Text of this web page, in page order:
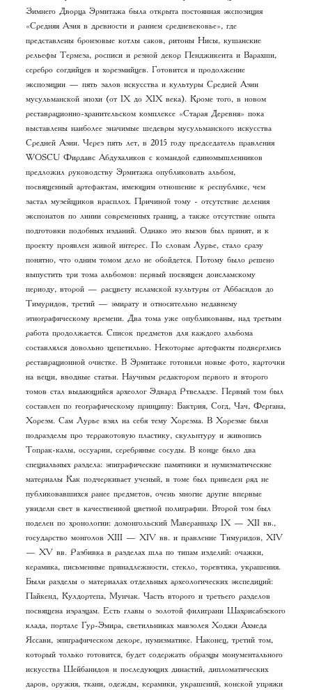
Зимнего Дворца Эрмитажа была открыта постоянная экспозиция
«Средняя Азия в древности и раннем средневековье», где
представлены бронзовые котлы саков, ритоны Нисы, кушанские
рельефы Термеза, росписи и резной декор Пенджикента и Варахши,
серебро согдийцев и хорезмийцев. Готовится и продолжение
экспозиции — пять залов искусства и культуры Средней Азии
мусульманской эпохи (от IX до XIX века). Кроме того, в новом
реставрационно-хранительском комплексе «Старая Деревня» пока
выставлены наиболее значимые шедевры мусульманского искусства
Средней Азии. Через пять лет, в 2015 году председатель правления
WOSCU Фирдавс Абдухаликов с командой единомышленников
предложил руководству Эрмитажа опубликовать альбом,
посвященный артефактам, имеющим отношение к республике, чем
застал музейщиков врасплох. Причиной тому - отсутствие деления
экспонатов по линии современных границ, а также отсутствие опыта
подготовки подобных изданий. Однако это вызов был принят, и к
проекту проявлен живой интерес. По словам Лурье, стало сразу
понятно, что одним томом дело не обойдется. Потому было решено
выпустить три тома альбомов: первый посвящен доисламскому
периоду, второй — расцвету исламской культуры от Аббасидов до
Тимуридов, третий — эмирату и относительно недавнему
этнографическому времени. Два тома уже опубликованы, над третьим
работа продолжается. Список предметов для каждого альбома
составлялся довольно щепетильно. Некоторые артефакты подверглись
реставрационной очистке. В Эрмитаже готовили новые фото, карточки
на вещи, вводные статьи. Научным редактором первого и второго
томов стал выдающийся археолог Эдвард Ртвеладзе. Первый том был
составлен по географическому принципу: Бактрия, Согд, Чач, Фергана,
Хорезм. Сам Лурье взял на себя тему Хорезма. В Хорезме были
подразделы про терракотовую пластику, скульптуру и живопись
Топрак-калы, оссуарии, серебряные сосуды. В конце было два
специальных раздела: эпиграфические памятники и нумизматические
материалы Как подчеркивает ученый, в томе был приведен ряд не
публиковавшихся ранее предметов, очень многие другие впервые
увидели свет в качественной цветной полиграфии. Второй том был
поделен по хронологии: домонгольский Мавераннахр IX — XII вв.,
государство монголов XIII — XIV вв. и правление Тимуридов, XIV
— XV вв. Разбивка в разделах шла по типам изделий: очажки,
керамика, письменные принадлежности, стекло, торевтика, украшения.
Были разделы о материалах отдельных археологических экспедиций:
Пайкенд, Кулдортепа, Мунчак. Часть второго и третьего разделов
посвящена изразцам. Есть главы о золотой филиграни Шахрисабзского
клада, портале Гур-Эмира, светильниках мавзолея Ходжи Ахмеда
Яссави, эпиграфическом декоре, нумизматике. Наконец, третий том,
который только готовится, будет содержать образцы монументального
искусства Шейбанидов и последующих династий, дипломатических
даров, оружия, ткани, одежды, керамики, украшений, конской упряжи